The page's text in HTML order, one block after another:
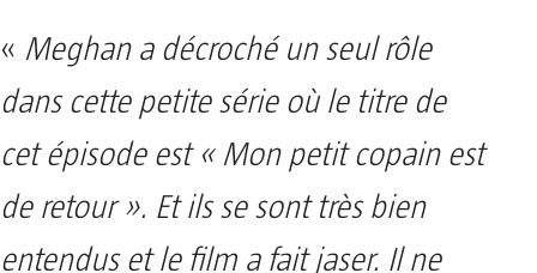
« Meghan a décroché un seul rôle
dans cette petite série où le titre de
cet épisode est « Mon petit copain est
de retour ». Et ils se sont très bien
entendus et le film a fait jaser. Il ne